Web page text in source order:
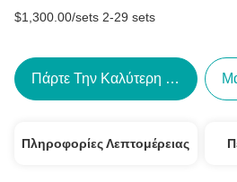
$1,300.00/sets 2-29 sets
Πάρτε Την Καλύτερη Τιμή
Πληροφορίες Λεπτομέρειας